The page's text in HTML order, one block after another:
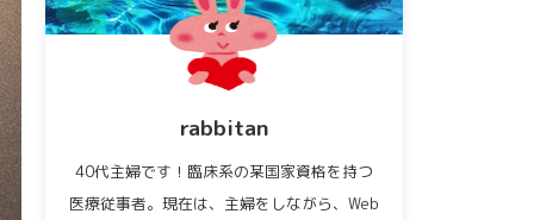
rabbitan
40代主婦です！臨床系の某国家資格を持つ
医療従事者。現在は、主婦をしながら、Web